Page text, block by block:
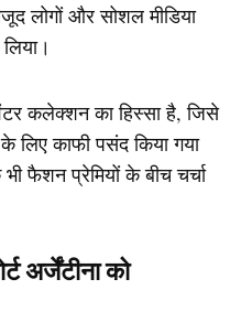
लोगों और सोशल मीडिया
कलेक्शन का हिस्सा है, जिसे
लिए काफी पसंद किया गया
फैशन प्रेमियों के बीच चर्चा
अर्जेंटीना को